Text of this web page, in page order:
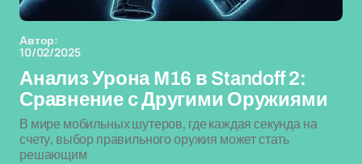
Автор:
10/02/2025
Анализ Урона M16 в Standoff 2:
Сравнение с Другими Оружиями
В мире мобильных шутеров, где каждая секунда на
счету, выбор правильного оружия может стать
решающим